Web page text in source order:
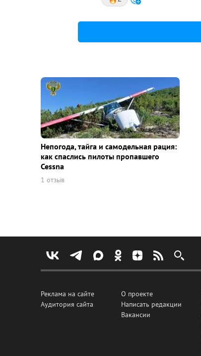
Непогода, тайга и самодельная рация:
как спаслись пилоты пропавшего
Cessna
1 отзыв
Реклама на сайте
Аудитория сайта
О проекте
Написать редакции
Вакансии